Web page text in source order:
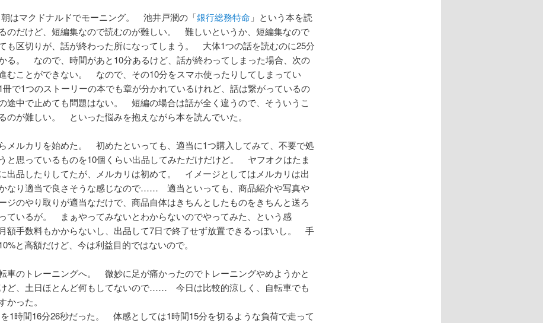
朝はマクドナルドでモーニング。 池井戸潤の「銀行総務特命 」という本を読
のだけど、短編集なので読むのが難しい。 難しいというか、短編集なので
も区切りが、話が終わった所になってしまう。 大体1つの話を読むのに25分
る。 なので、時間があと10分あるけど、話が終わってしまった場合、次の
むことができない。 なので、その10分をスマホ使ったりしてしまってい
で1つのストーリーの本でも章が分かれているけれど、話は繋がっているの
途中で止めても問題はない。 短編の場合は話が全く違うので、そういうこ
のが難しい。 といった悩みを抱えながら本を読んでいた。
メルカリを始めた。 初めたといっても、適当に1つ購入してみて、不要で処
と思っているものを10個くらい出品してみただけだけど。 ヤフオクはたま
出品したりしてたが、メルカリは初めて。 イメージとしてはメルカリは出
なり適当で良さそうな感じなので…… 適当といっても、商品紹介や写真や
ジのやり取りが適当なだけで、商品自体はきちんとしたものをきちんと送ろ
ているが。 まぁやってみないとわからないのでやってみた、という感
額手数料もかからないし、出品して7日で終了せず放置できるっぽいし。 手
と高額だけど、今は利益目的ではないので。
車のトレーニングへ。 微妙に足が痛かったのでトレーニングやめようかと
ど、土日ほとんど何もしてないので…… 今日は比較的涼しく、自転車でも
かった。
1時間16分26秒だった。 体感としては1時間15分を切るような負荷で走って